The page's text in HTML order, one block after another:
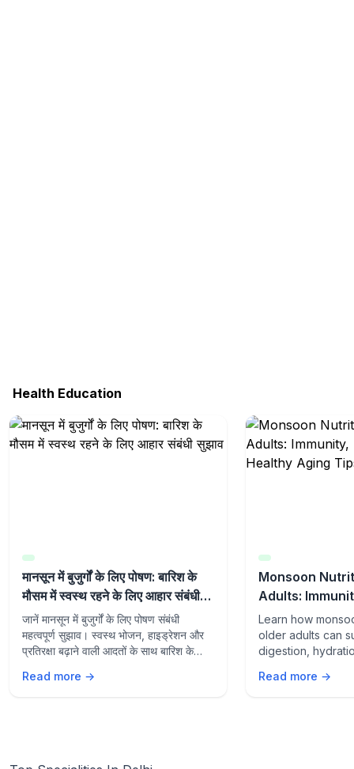
Health Education
मानसून में बुजुर्गों के लिए पोषण: बारिश के
मौसम में स्वस्थ रहने के लिए आहार संबंधी
सुझाव
जानें मानसून में बुजुर्गों के लिए पोषण संबंधी
महत्वपूर्ण सुझाव। स्वस्थ भोजन, हाइड्रेशन और
प्रतिरक्षा बढ़ाने वाली आदतों के साथ बारिश के
Read more →
Monsoon
Adults:
and Healthy
Learn how
older adults can
digestion,
lifestyle habits
Read more →